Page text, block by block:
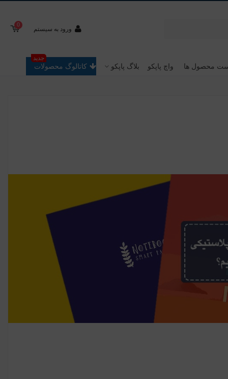
ورود به سیستم
0
محصول ها واچ پاپکو بلاگ پاپکو کاتالوگ محصولات
جدید